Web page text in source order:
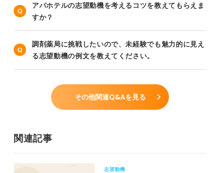
アパホテルの志望動機を考えるコツを教えてもらえま
すか？
調剤薬局に挑戦したいので、未経験でも魅力的に見え
る志望動機の例文を教えてください。
その他関連Q&Aを見る
関連記事
志望動機